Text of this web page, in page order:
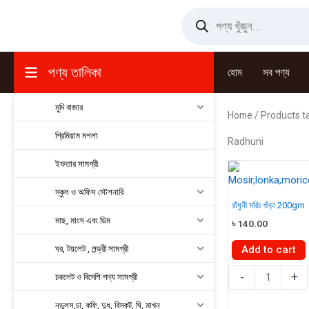
search
পণ্য তালিকা হোম সব পণ্য
মুদি বাজার
প্রিমিয়াম মশলা
ইফতার সামগ্রী
স্কুল ও অফিস স্টেশনারি
মাছ, মাংস এবং ডিম
ঘর, টয়লেট , লন্ড্রী সামগ্রী
চকলেট ও বিদেশি পন্য সামগ্রী
নুডুলস,চা, কফি, দুধ, বিস্কুট, ঘি, মাখন
Home / Products
Radhuni
রাঁধুনী মরিচ গুঁড়া 200gm
৳140.00
Add to cart
-
মরিচ
+